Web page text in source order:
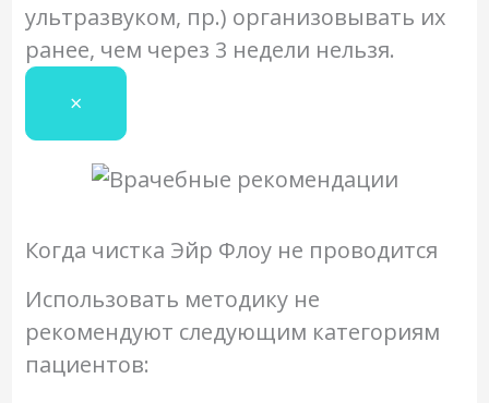
ультразвуком, пр.) организовывать их
ранее, чем через 3 недели нельзя.
×
Когда чистка Эйр Флоу не проводится
Использовать методику не
рекомендуют следующим категориям
пациентов: